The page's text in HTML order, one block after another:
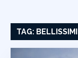
TAG: BELLISSIMI